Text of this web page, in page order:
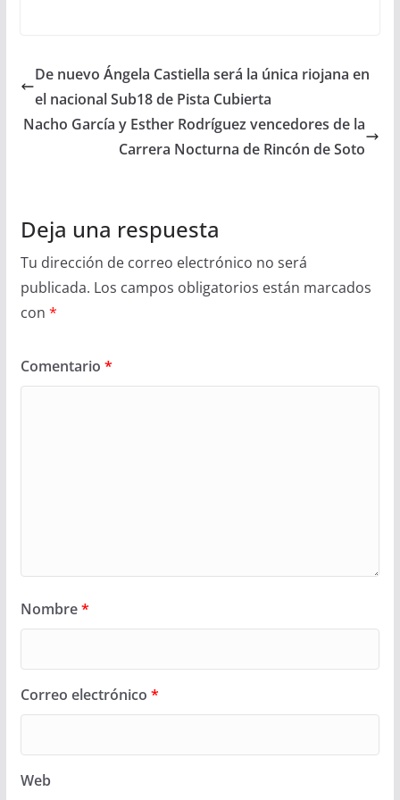
De nuevo Ángela Castiella será la única riojana en
el nacional Sub18 de Pista Cubierta
Nacho García y Esther Rodríguez vencedores de la
Carrera Nocturna de Rincón de Soto
Deja una respuesta
Tu dirección de correo electrónico no será
publicada. Los campos obligatorios están marcados
con *
Comentario *
Nombre*
Correo electrónico *
Web